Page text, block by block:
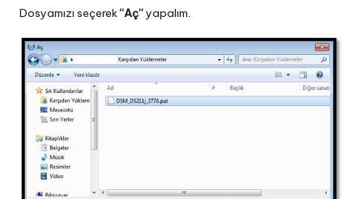
Dosyamızı seçerek“Aç”yapalım.